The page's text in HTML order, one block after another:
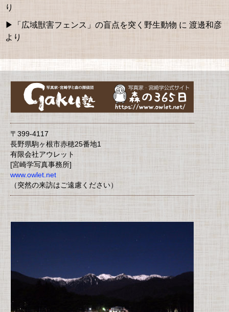
り
「広域獣害フェンス」の盲点を突く野生動物 に 渡邊和彦
より
〒399-4117
長野県駒ヶ根市赤穂25番地1
有限会社アウレット
[宮崎学写真事務所]
www.owlet.net
（突然の来訪はご遠慮ください）